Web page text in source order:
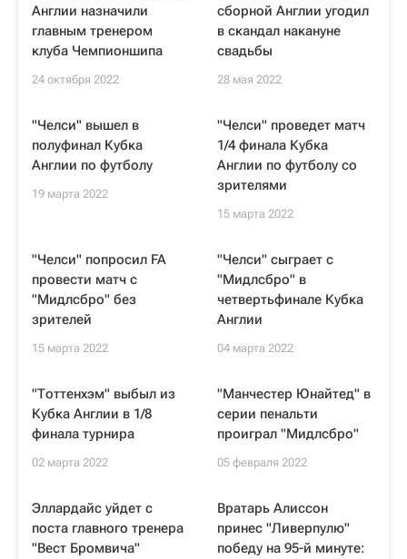
Англии назначили
главным тренером
клуба Чемпионшипа
24 октября 2022
сборной Англии угодил
в скандал накануне
свадьбы
28 мая 2022
"Челси" вышел в
полуфинал Кубка
Англии по футболу
19 марта 2022
"Челси" проведет матч
1/4 финала Кубка
Англии по футболу со
зрителями
15 марта 2022
"Челси" попросил FA
провести матч с
"Мидлсбро" без
зрителей
15 марта 2022
"Челси" сыграет с
"Мидлсбро" в
четвертьфинале Кубка
Англии
04 марта 2022
"Тоттенхэм" выбыл из
Кубка Англии в 1/8
финала турнира
02 марта 2022
"Манчестер Юнайтед" в
серии пенальти
проиграл "Мидлсбро"
05 февраля 2022
Эллардайс уйдет с
поста главного тренера
"Вест Бромвича"
Вратарь Алиссон
принес "Ливерпулю"
победу на 95-й минуте: